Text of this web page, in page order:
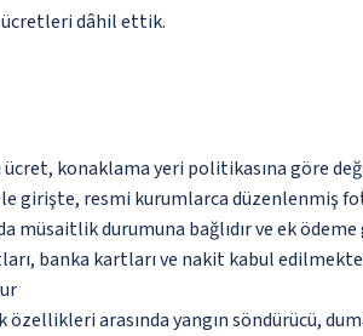
dâhil ettik.
ücret, konaklama yeri politikasına göre
girişte, resmi kurumlarca düzenlenmiş
müsaitlik durumuna bağlıdır ve ek
banka kartları ve nakit kabul
arasında yangın söndürücü,